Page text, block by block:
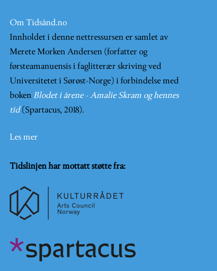
Om Tidsånd.no
Innholdet i denne nettressursen er samlet av
Merete Morken Andersen (forfatter og
førsteamanuensis i faglitterær skriving ved
Universitetet i Sørøst-Norge) i forbindelse med
boken Blodet i årene - Amalie Skram og hennes
tid (Spartacus, 2018).
Les mer
Tidslinjen har mottatt støtte fra: